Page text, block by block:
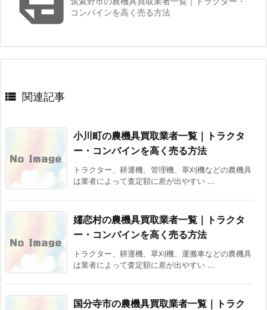
コンバインを高く売る方法
 関連記事
小川町の農機具買取業者一覧｜トラクタ
ー・コンバインを高く売る方法
トラクター、耕運機、管理機、草刈機などの農機具
は業者によって査定額に差が出やすい ...
嬬恋村の農機具買取業者一覧｜トラクタ
ー・コンバインを高く売る方法
トラクター、耕運機、草刈機、運搬車などの農機具
は業者によって査定額に差が出やすい ...
国分寺市の農機具買取業者一覧｜トラク